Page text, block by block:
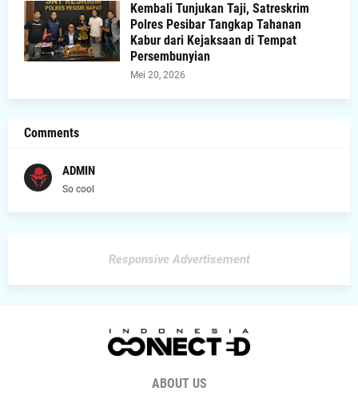
Kembali Tunjukan Taji, Satreskrim
Polres Pesibar Tangkap Tahanan
Kabur dari Kejaksaan di Tempat
Persembunyian
Mei 20, 2026
Comments
ADMIN
So cool
Responsive Advertisement
ABOUT US